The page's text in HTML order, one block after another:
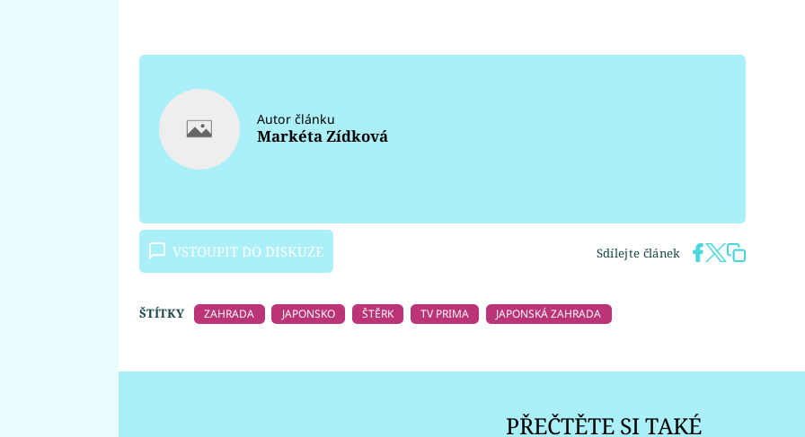
Autor článku
Markéta Zídková
VSTOUPIT DO DISKUZE Sdílejte článek
ŠTÍTKY ZAHRADA JAPONSKO ŠTĚRK TV PRIMA JAPONSKÁ ZAHRADA
PŘEČTĚTE SI TAKÉ